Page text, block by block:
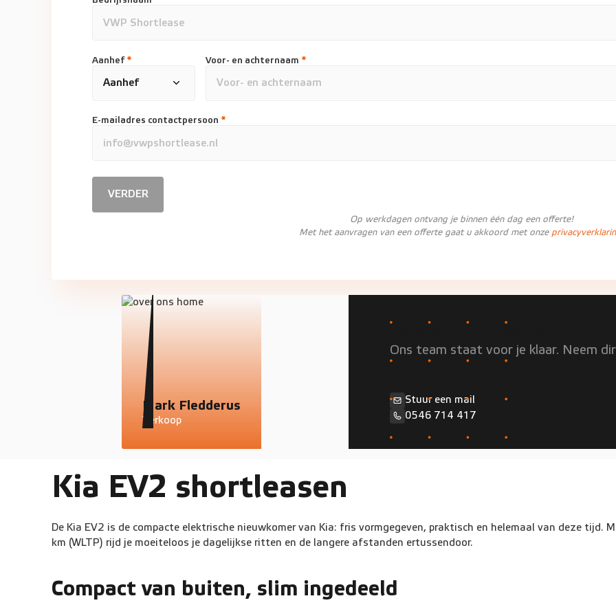
Aanhef* Voor- en achternaam *
E-mailadres contactpersoon *
VERDER
Op werkdagen ontvang je binnen één dag een offerte!
Met het aanvragen van een offerte gaat u akkoord met onze
Mark Fledderus
Verkoop
Ons team staat voor je klaar. Neem
Stuur een mail
0546 714 417
Kia EV2 shortleasen
De Kia EV2 is de compacte elektrische nieuwkomer van Kia: fris vormgegeven, praktisch en helemaal van deze
km (WLTP) rijd je moeiteloos je dagelijkse ritten en de langere afstanden ertussendoor.
Compact van buiten, slim ingedeeld